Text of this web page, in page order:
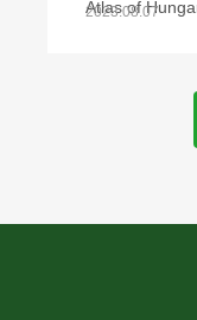
Atlas of
2023.08.07